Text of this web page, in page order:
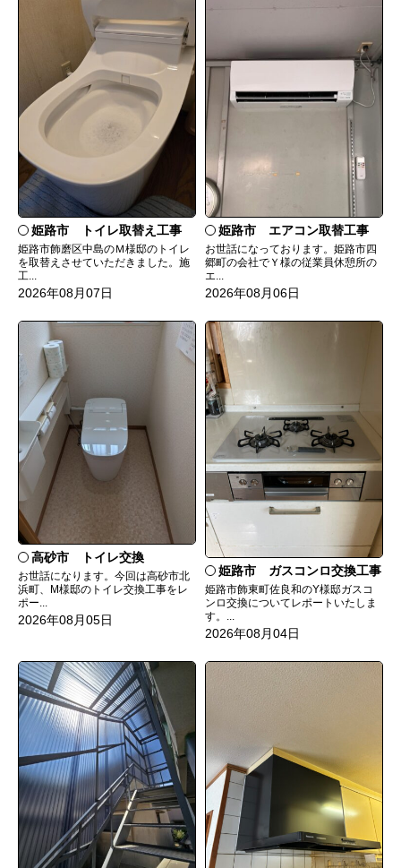
姫路市 トイレ取替え工事
姫路市飾磨区中島のＭ様邸のトイレ
を取替えさせていただきました。施
工...
2026年08月07日
姫路市 エアコン取替工事
お世話になっております。姫路市四
郷町の会社でＹ様の従業員休憩所の
エ...
2026年08月06日
高砂市 トイレ交換
お世話になります。今回は高砂市北
浜町、M様邸のトイレ交換工事をレ
ポー...
2026年08月05日
姫路市 ガスコンロ交換工事
姫路市飾東町佐良和のY様邸ガスコ
ンロ交換についてレポートいたしま
す。...
2026年08月04日